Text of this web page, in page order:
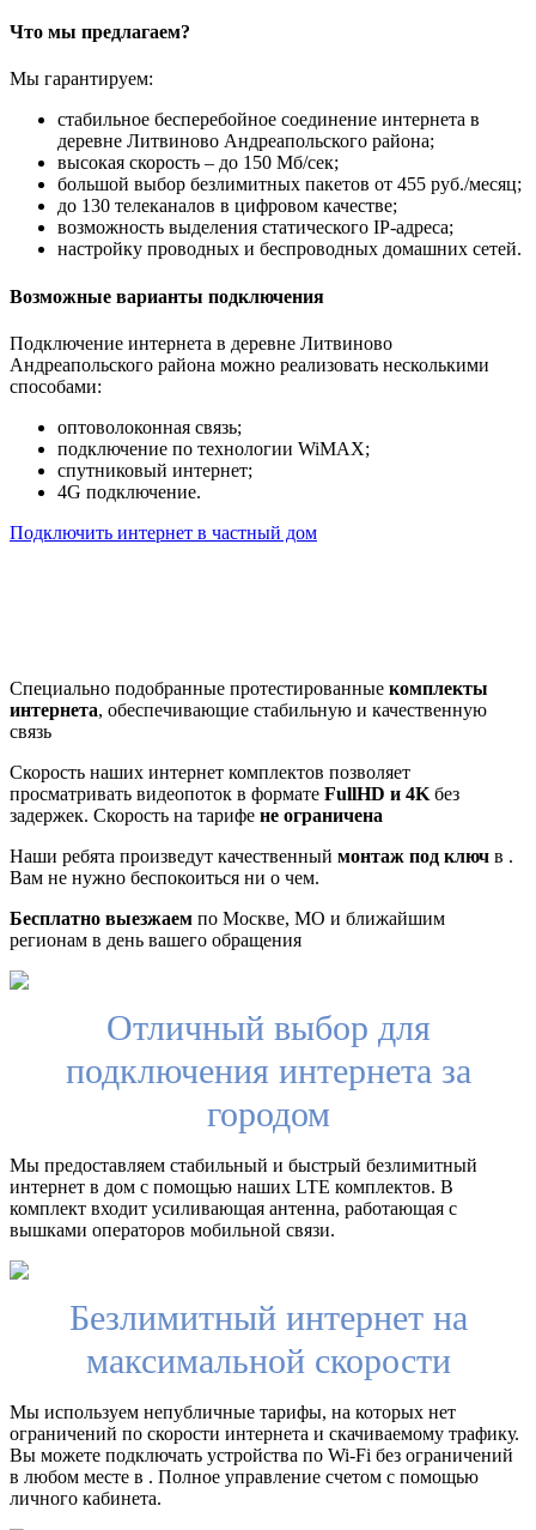
Что мы предлагаем?
Мы гарантируем:
стабильное бесперебойное соединение интернета в
деревне Литвиново Андреапольского района;
высокая скорость – до 150 Мб/сек;
большой выбор безлимитных пакетов от 455 руб./месяц;
до 130 телеканалов в цифровом качестве;
возможность выделения статического IP-адреса;
настройку проводных и беспроводных домашних сетей.
Возможные варианты подключения
Подключение интернета в деревне Литвиново
Андреапольского района можно реализовать несколькими
способами:
оптоволоконная связь;
подключение по технологии WiMAX;
спутниковый интернет;
4G подключение.
Подключить интернет в частный дом
Специально подобранные протестированные комплекты
интернета, обеспечивающие стабильную и качественную
связь
Скорость наших интернет комплектов позволяет
просматривать видеопоток в формате FullHD и 4K без
задержек. Скорость на тарифе не ограничена
Наши ребята произведут качественный монтаж под ключ в .
Вам не нужно беспокоиться ни о чем.
Бесплатно выезжаем по Москве, МО и ближайшим
регионам в день вашего обращения
Отличный выбор для
подключения интернета за
городом
Мы предоставляем стабильный и быстрый безлимитный
интернет в дом с помощью наших LTE комплектов. В
комплект входит усиливающая антенна, работающая с
вышками операторов мобильной связи.
Безлимитный интернет на
максимальной скорости
Мы используем непубличные тарифы, на которых нет
ограничений по скорости интернета и скачиваемому трафику.
Вы можете подключать устройства по Wi-Fi без ограничений
в любом месте в . Полное управление счетом с помощью
личного кабинета.